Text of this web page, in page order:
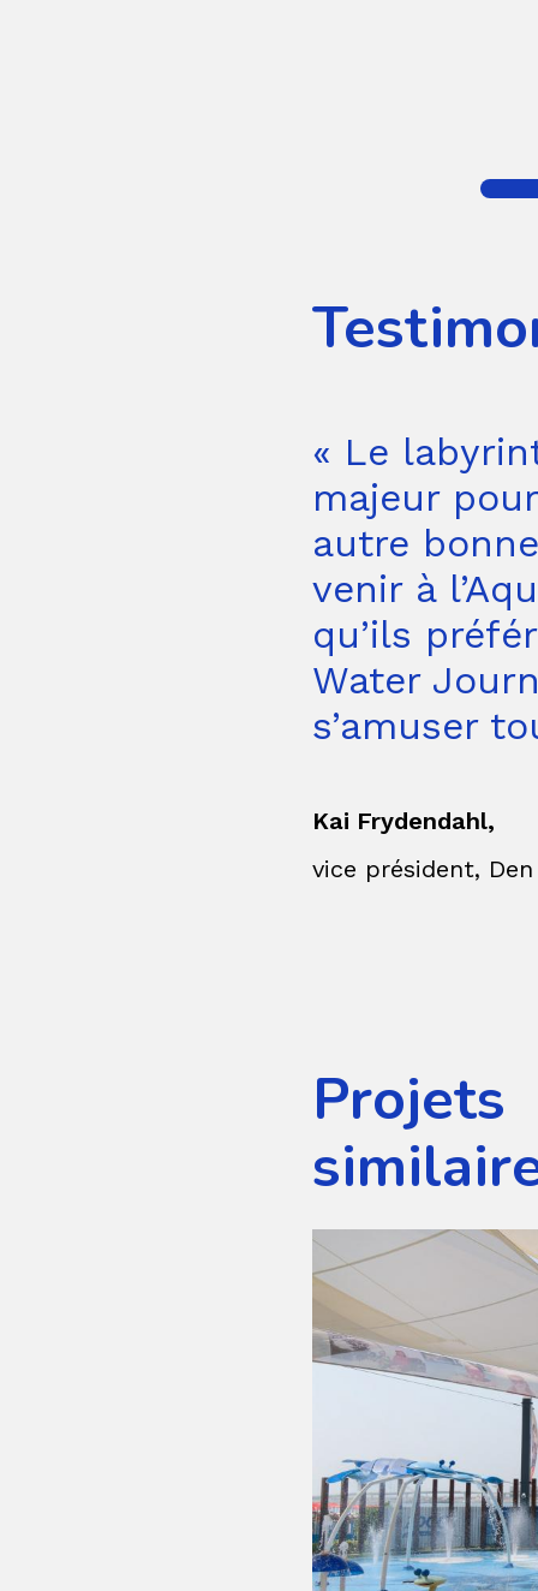
« Le
majeur
autre
venir à
qu’ils
Water
s’amuser
Kai Frydendahl,
vice président,
Projets